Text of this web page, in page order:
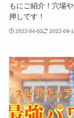
もにご紹介！穴場
押しです！
2022-04-03 2022-09-